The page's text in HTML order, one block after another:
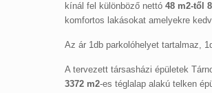
kínál fel különböző nettó48 m2-től
komfortos lakásokat amelyekre
Az ár 1db parkolóhelyet tartalmaz,
A tervezett társasházi épületek
3372 m2-es téglalap alakú telken